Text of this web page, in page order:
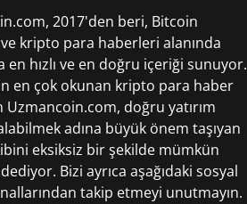
2017'den beri, Bitcoin
ve kripto para haberleri alanında
en hızlı ve en doğru içeriği sunuyor.
en çok okunan kripto para haber
Uzmancoin.com, doğru yatırım
adına büyük önem taşıyan
eksiksiz bir şekilde mümkün
Bizi ayrıca aşağıdaki sosyal
takip etmeyi unutmayın.